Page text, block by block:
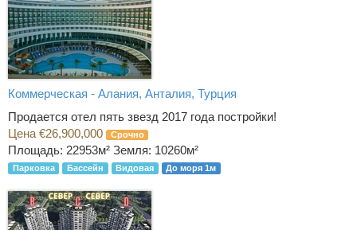
Коммерческая - Алания, Анталия, Турция
Продается отел пять звезд 2017 года постройки!
Цена €26,900,000
Срочно
Площадь: 22953м² Земля: 10260м²
Парковка Бассейн Видовая До моря 1м